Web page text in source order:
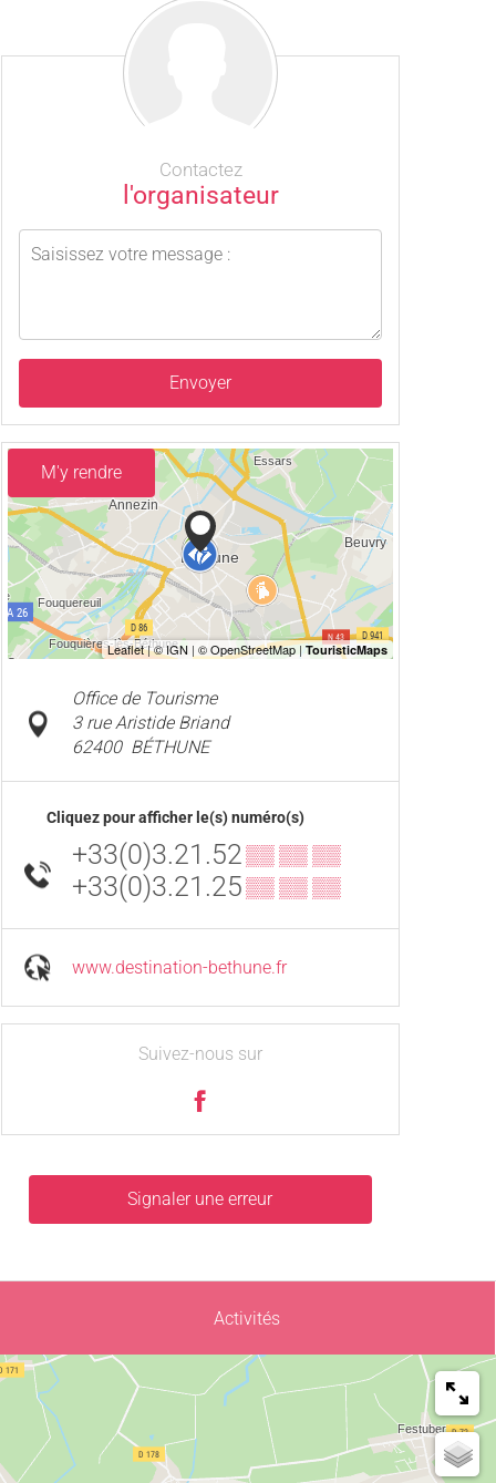
Contactez
l'organisateur
Envoyer
M'y rendre
Office de Tourisme
3 rue Aristide Briand
62400 BÉTHUNE
Cliquez pour afficher le(s) numéro(s)
+33(0)3.21.52▒▒ ▒▒ ▒▒
+33(0)3.21.25▒▒ ▒▒ ▒▒
www.destination-bethune.fr
Suivez-nous sur
Signaler une erreur
Activités